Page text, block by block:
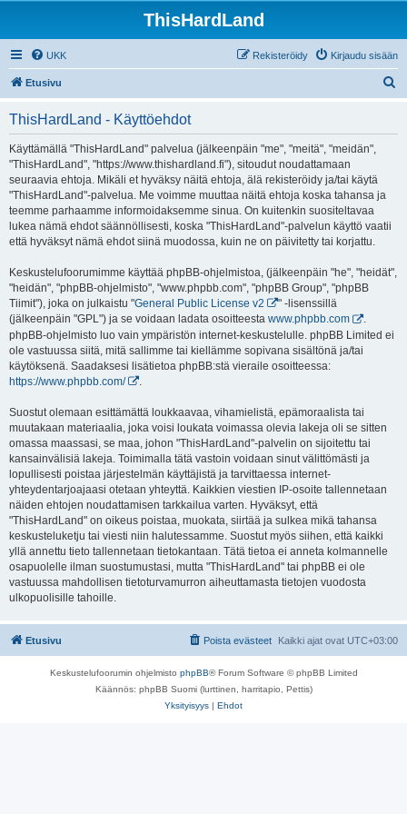
ThisHardLand
UKK Kirjaudu sisään
Rekisteröidy
Etusivu
ThisHardLand - Käyttöehdot
Käyttämällä "ThisHardLand" palvelua (jälkeenpäin "me", "meitä", "meidän",
"ThisHardLand", "https://www.thishardland.fi"), sitoudut noudattamaan
seuraavia ehtoja. Mikäli et hyväksy näitä ehtoja, älä rekisteröidy ja/tai käytä
"ThisHardLand"-palvelua. Me voimme muuttaa näitä ehtoja koska tahansa ja
teemme parhaamme informoidaksemme sinua. On kuitenkin suositeltavaa
lukea nämä ehdot säännöllisesti, koska "ThisHardLand"-palvelun käyttö vaatii
että hyväksyt nämä ehdot siinä muodossa, kuin ne on päivitetty tai korjattu.
Keskustelufoorumimme käyttää phpBB-ohjelmistoa, (jälkeenpäin "he", "heidät",
"heidän", "phpBB-ohjelmisto", "www.phpbb.com", "phpBB Group", "phpBB
Tiimit"), joka on julkaistu "General Public License v2
" -lisenssillä
(jälkeenpäin "GPL") ja se voidaan ladata osoitteesta www.phpbb.com
.
phpBB-ohjelmisto luo vain ympäristön internet-keskustelulle. phpBB Limited ei
ole vastuussa siitä, mitä sallimme tai kiellämme sopivana sisältönä ja/tai
käytöksenä. Saadaksesi lisätietoa phpBB:stä vieraile osoitteessa:
https://www.phpbb.com/
Suostut olemaan esittämättä loukkaavaa, vihamielistä, epämoraalista tai
muutakaan materiaalia, joka voisi loukata voimassa olevia lakeja oli se sitten
omassa maassasi, se maa, johon "ThisHardLand"-palvelin on sijoitettu tai
kansainvälisiä lakeja. Toimimalla tätä vastoin voidaan sinut välittömästi ja
lopullisesti poistaa järjestelmän käyttäjistä ja tarvittaessa internet-
yhteydentarjoajaasi otetaan yhteyttä. Kaikkien viestien IP-osoite tallennetaan
näiden ehtojen noudattamisen tarkkailua varten. Hyväksyt, että
"ThisHardLand" on oikeus poistaa, muokata, siirtää ja sulkea mikä tahansa
keskusteluketju tai viesti niin halutessamme. Suostut myös siihen, että kaikki
yllä annettu tieto tallennetaan tietokantaan. Tätä tietoa ei anneta kolmannelle
osapuolelle ilman suostumustasi, mutta "ThisHardLand" tai phpBB ei ole
vastuussa mahdollisen tietoturvamurron aiheuttamasta tietojen vuodosta
ulkopuolisille tahoille.
Etusivu Kaikki ajat ovat UTC+03:00
Poista evästeet
Keskustelufoorumin ohjelmisto phpBB® Forum Software © phpBB Limited
Käännös: phpBB Suomi (lurttinen, harritapio, Pettis)
Yksityisyys | Ehdot